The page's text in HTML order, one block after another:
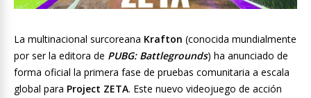
La multinacional surcoreana Krafton (conocida mundialmente
por ser la editora de PUBG: Battlegrounds) ha anunciado de
forma oficial la primera fase de pruebas comunitaria a escala
global para Project ZETA. Este nuevo videojuego de acción